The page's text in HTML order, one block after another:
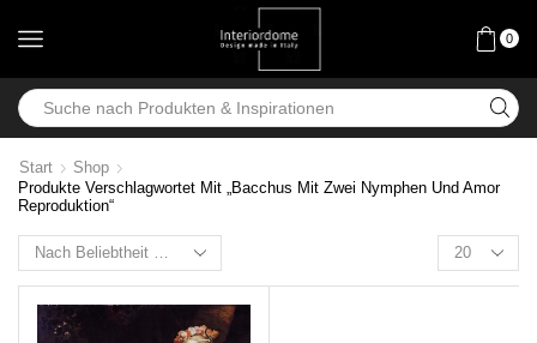
0
Start
Shop
Produkte Verschlagwortet Mit „Bacchus Mit Zwei Nymphen Und Amor
Reproduktion“